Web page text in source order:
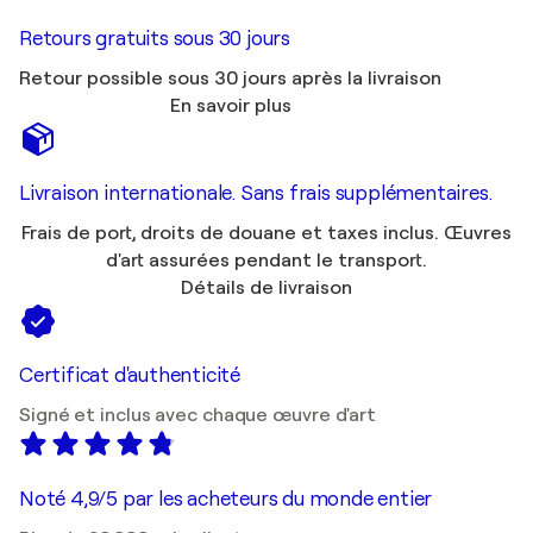
Retours gratuits sous 30 jours
Retour possible sous 30 jours après la livraison
En savoir plus
Livraison internationale. Sans frais supplémentaires.
Frais de port, droits de douane et taxes inclus. Œuvres
d'art assurées pendant le transport.
Détails de livraison
Certificat d'authenticité
Signé et inclus avec chaque œuvre d'art
Noté 4,9/5 par les acheteurs du monde entier